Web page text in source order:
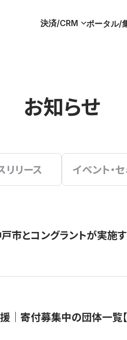
決済/CRM ポータル/
お知らせ
リリース イベント・
市とコングラントが実施
｜寄付募集中の団体一覧